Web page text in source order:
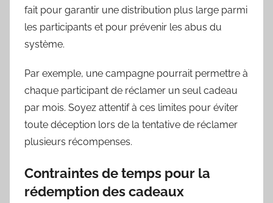
fait pour garantir une distribution plus large parmi
les participants et pour prévenir les abus du
système.
Par exemple, une campagne pourrait permettre à
chaque participant de réclamer un seul cadeau
par mois. Soyez attentif à ces limites pour éviter
toute déception lors de la tentative de réclamer
plusieurs récompenses.
Contraintes de temps pour la
rédemption des cadeaux